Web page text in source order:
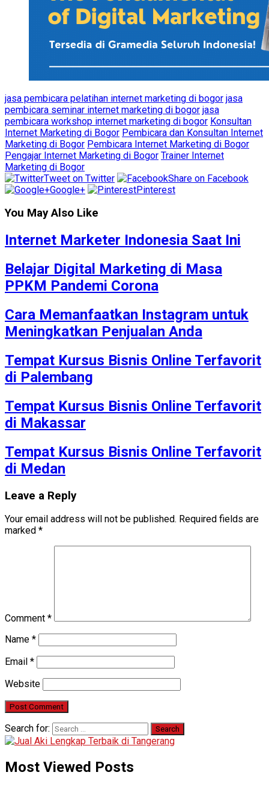
jasa pembicara pelatihan internet marketing di bogor jasa
pembicara seminar internet marketing di bogor jasa
pembicara workshop internet marketing di bogor Konsultan
Internet Marketing di Bogor Pembicara dan Konsultan Internet
Marketing di Bogor Pembicara Internet Marketing di Bogor
Pengajar Internet Marketing di Bogor Trainer Internet
Marketing di Bogor
Tweet on Twitter
Share on Facebook
Google+
Pinterest
You May Also Like
Internet Marketer Indonesia Saat Ini
Belajar Digital Marketing di Masa
PPKM Pandemi Corona
Cara Memanfaatkan Instagram untuk
Meningkatkan Penjualan Anda
Tempat Kursus Bisnis Online Terfavorit
di Palembang
Tempat Kursus Bisnis Online Terfavorit
di Makassar
Tempat Kursus Bisnis Online Terfavorit
di Medan
Leave a Reply
Your email address will not be published. Required fields are
marked *
Comment *
Name *
Email *
Website
Search for:
Most Viewed Posts